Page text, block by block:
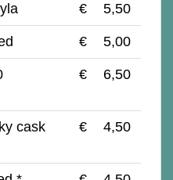
€ 5,50
€ 5,00
€ 6,50
cask
€ 4,50